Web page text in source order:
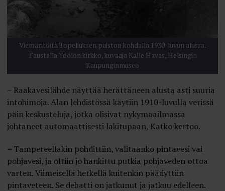
Viemäritöitä Topeliuksen puiston kohdalla 1930-luvun alussa.
Taustalla Töölön kirkko, kuvaaja Kalle Havas, Helsingin
Kaupunginmuseo
– Raakavesilähde näyttää herättäneen alusta asti suuria
intohimoja. Alan lehdistössä käytiin 1910-luvulla verissä
päin keskusteluja, jotka olisivat nykymaailmassa
johtaneet automaattisesti lakitupaan, Katko kertoo.
– Tampereellakin pohdittiin, valitaanko pintavesi vai
pohjavesi, ja oltiin jo hankittu putkia pohjaveden ottoa
varten. Viimeisellä hetkellä kuitenkin päädyttiin
pintaveteen. Se debatti on jatkunut ja jatkuu edelleen.